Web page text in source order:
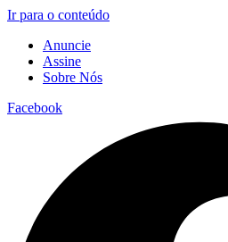
Ir para o conteúdo
Anuncie
Assine
Sobre Nós
Facebook